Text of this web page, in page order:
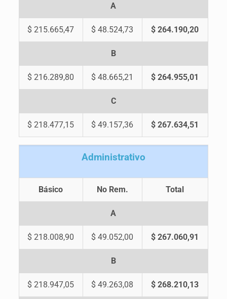
A
$ 215.665,47 $ 48.524,73 $ 264.190,20
B
$ 216.289,80 $ 48.665,21 $ 264.955,01
C
$ 218.477,15 $ 49.157,36 $ 267.634,51
Administrativo
Básico No Rem. Total
A
$ 218.008,90 $ 49.052,00 $ 267.060,91
B
$ 218.947,05 $ 49.263,08 $ 268.210,13